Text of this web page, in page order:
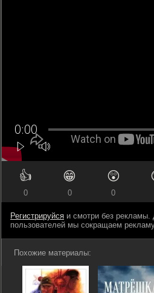
👍
0
😁
0
😲
0
Регистрируйся и смотри без рекламы.
пользователей мы сокращаем
Похожие материалы: